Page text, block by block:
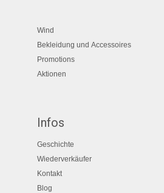
Wind
Bekleidung und Accessoires
Promotions
Aktionen
Infos
Geschichte
Wiederverkäufer
Kontakt
Blog